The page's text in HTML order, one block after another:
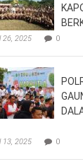
26, 2025 0
13, 2025 0